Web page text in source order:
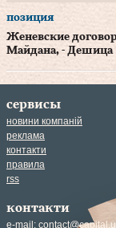
позиция
Женевские
Майдана, - Дешица
сервисы
новини компаній
реклама
контакти
правила
rss
контакти
e-mail: